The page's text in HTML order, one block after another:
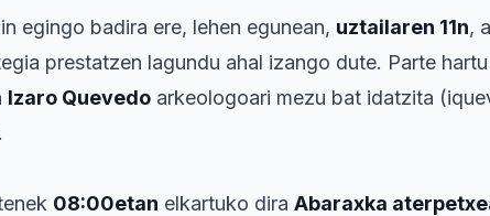
egingo badira ere, lehen egunean, uztailaren 11n,
prestatzen lagundu ahal izango dute. Parte
Izaro Quevedo arkeologoari mezu bat idatzita
08:00etan elkartuko dira Abaraxka